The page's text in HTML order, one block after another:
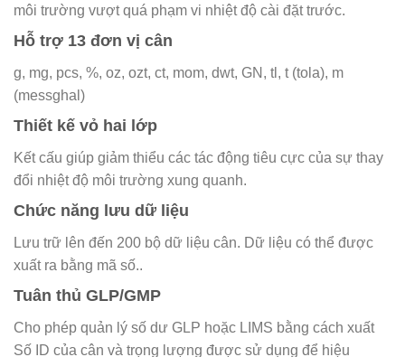
môi trường vượt quá phạm vi nhiệt độ cài đặt trước.
Hỗ trợ 13 đơn vị cân
g, mg, pcs, %, oz, ozt, ct, mom, dwt, GN, tl, t (tola), m
(messghal)
Thiết kế vỏ hai lớp
Kết cấu giúp giảm thiểu các tác động tiêu cực của sự thay
đổi nhiệt độ môi trường xung quanh.
Chức năng lưu dữ liệu
Lưu trữ lên đến 200 bộ dữ liệu cân. Dữ liệu có thể được
xuất ra bằng mã số..
Tuân thủ GLP/GMP
Cho phép quản lý số dư GLP hoặc LIMS bằng cách xuất
Số ID của cân và trọng lượng được sử dụng để hiệu